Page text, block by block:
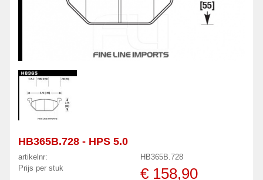
HB365B.728 - HPS 5.0
artikelnr:
HB365B.728
Prijs per stuk
€ 158,90